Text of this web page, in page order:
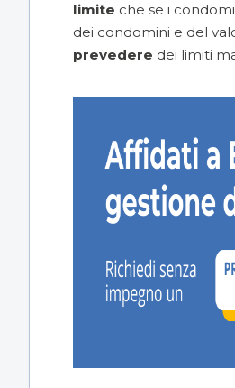
limite che se i
dei condomini e del
prevedere dei limiti